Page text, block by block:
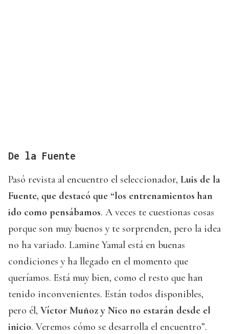
De la Fuente
Pasó revista al encuentro el seleccionador, Luis de la
Fuente, que destacó que “los entrenamientos han
ido como pensábamos. A veces te cuestionas cosas
porque son muy buenos y te sorprenden, pero la idea
no ha variado. Lamine Yamal está en buenas
condiciones y ha llegado en el momento que
queríamos. Está muy bien, como el resto que han
tenido inconvenientes. Están todos disponibles,
pero él, Víctor Muñoz y Nico no estarán desde el
inicio. Veremos cómo se desarrolla el encuentro”.